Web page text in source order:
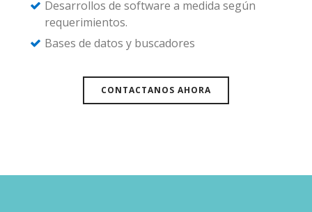
Desarrollos de software a medida según
requerimientos.
Bases de datos y buscadores
CONTACTANOS AHORA